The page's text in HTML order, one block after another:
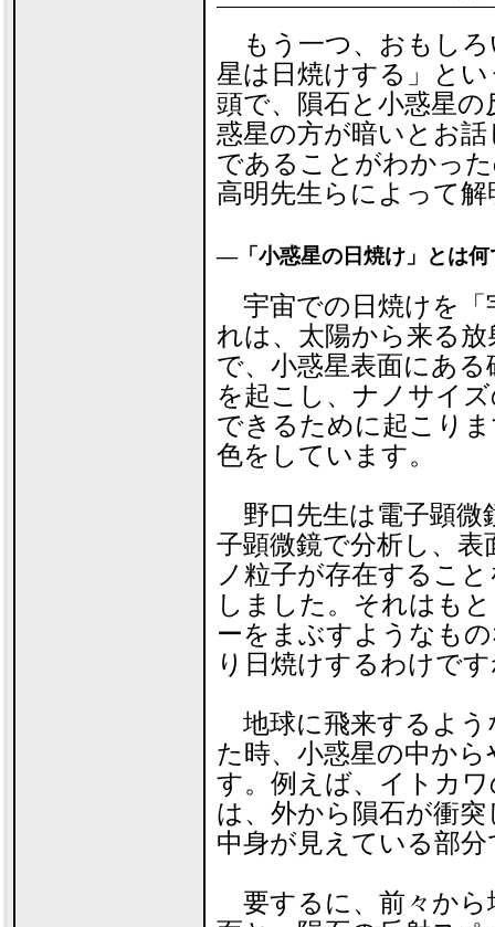
もう一つ、おもしろ
星は日焼けする」と
頭で、隕石と小惑星
惑星の方が暗いとお
であることがわかっ
高明先生らによって
―「小惑星の日焼け」とは何
宇宙での日焼けを「
れは、太陽から来る
で、小惑星表面にあ
を起こし、ナノサイ
できるために起こり
色をしています。
野口先生は電子顕微
子顕微鏡で分析し、
ノ粒子が存在するこ
しました。それはも
ーをまぶすようなも
り日焼けするわけで
地球に飛来するよう
た時、小惑星の中か
す。例えば、イトカ
は、外から隕石が衝
中身が見えている部分
要するに、前々から